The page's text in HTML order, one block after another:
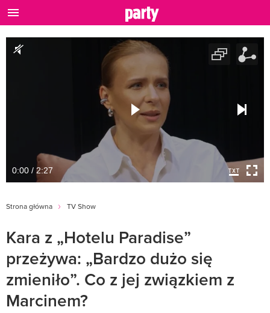
0:00 / 2:27
Strona główna TV Show
Kara z „Hotelu Paradise”
przeżywa: „Bardzo dużo się
zmieniło”. Co z jej związkiem z
Marcinem?